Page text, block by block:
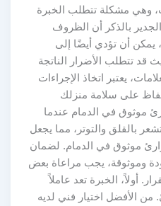
وهي مشكلة تتطلب الخبرة
بالذكر أن الظروف
يمكن أن تؤدي أيضًا إلى
قد تتطلب الأضرار الناتجة
يعتبر اتخاذ الإجراءات
على سلامة منزلك
موثوق في الدمام عندما
بالقلق والتوتر، مما يجعل
موثوق في الدمام. لضمان
وموثوقة، يجب مراعاة بعض
أولاً، الخبرة تعد عاملاً
من الأفضل اختيار فني لديه